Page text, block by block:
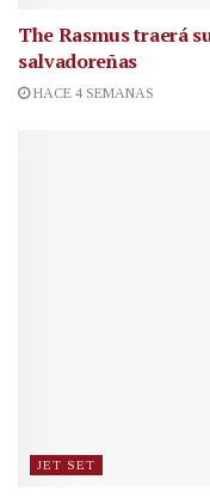
The Rasmus traerá
salvadoreñas
HACE 4 SEMANAS
JET SET